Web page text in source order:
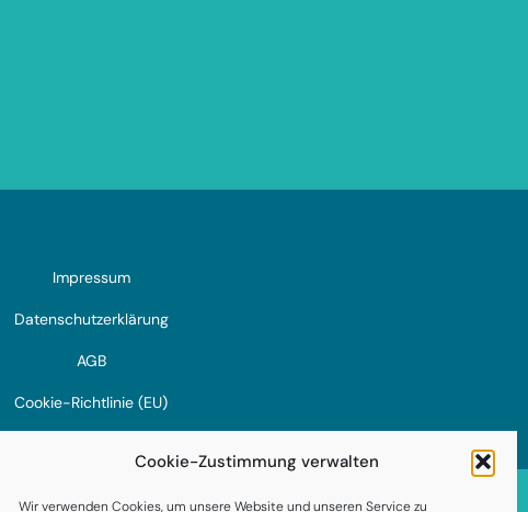
Cookie-Zustimmung verwalten
Wir verwenden Cookies, um unsere Website und unseren Service zu
Impressum
Datenschutzerklärung
AGB
Cookie-Richtlinie (EU)